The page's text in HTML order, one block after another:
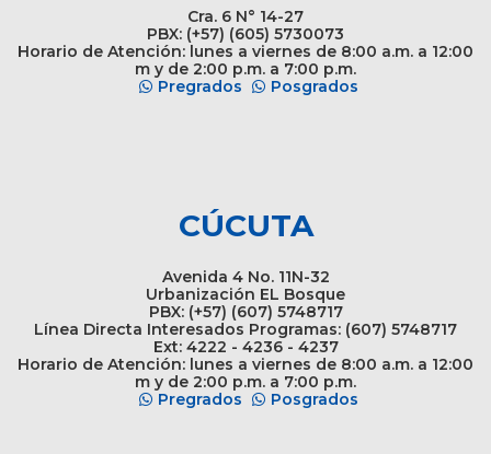
Cra. 6 N° 14-27
PBX: (+57) (605) 5730073
Horario de Atención: lunes a viernes de 8:00 a.m. a 12:00
m y de 2:00 p.m. a 7:00 p.m.
Pregrados
Posgrados
CÚCUTA
Avenida 4 No. 11N-32
Urbanización EL Bosque
PBX: (+57) (607) 5748717
Línea Directa Interesados Programas: (607) 5748717
Ext: 4222 - 4236 - 4237
Horario de Atención: lunes a viernes de 8:00 a.m. a 12:00
m y de 2:00 p.m. a 7:00 p.m.
Pregrados
Posgrados